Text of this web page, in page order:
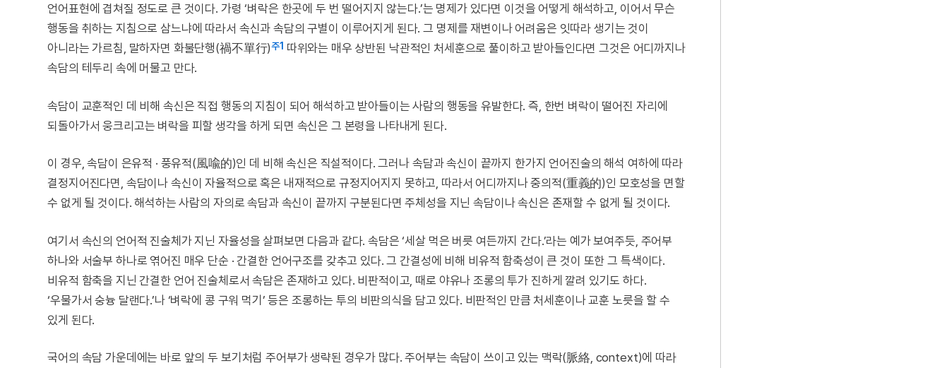
언어표현에 겹쳐질 정도로 큰 것이다. 가령 ‘벼락은 한곳에 두 번 떨어지지 않는다.’는 명제가 있다면 이것을 어떻게 해석하고, 이어서 무슨
행동을 취하는 지침으로 삼느냐에 따라서 속신과 속담의 구별이 이루어지게 된다. 그 명제를 재변이나 어려움은 잇따라 생기는 것이
아니라는 가르침, 말하자면 화불단행(禍不單行)주1 따위와는 매우 상반된 낙관적인 처세훈으로 풀이하고 받아들인다면 그것은 어디까지나
속담의 테두리 속에 머물고 만다.
속담이 교훈적인 데 비해 속신은 직접 행동의 지침이 되어 해석하고 받아들이는 사람의 행동을 유발한다. 즉, 한번 벼락이 떨어진 자리에
되돌아가서 웅크리고는 벼락을 피할 생각을 하게 되면 속신은 그 본령을 나타내게 된다.
이 경우, 속담이 은유적 · 풍유적(風喩的)인 데 비해 속신은 직설적이다. 그러나 속담과 속신이 끝까지 한가지 언어진술의 해석 여하에 따라
결정지어진다면, 속담이나 속신이 자율적으로 혹은 내재적으로 규정지어지지 못하고, 따라서 어디까지나 중의적(重義的)인 모호성을 면할
수 없게 될 것이다. 해석하는 사람의 자의로 속담과 속신이 끝까지 구분된다면 주체성을 지닌 속담이나 속신은 존재할 수 없게 될 것이다.
여기서 속신의 언어적 진술체가 지닌 자율성을 살펴보면 다음과 같다. 속담은 ‘세살 먹은 버릇 여든까지 간다.’라는 예가 보여주듯, 주어부
하나와 서술부 하나로 엮어진 매우 단순 · 간결한 언어구조를 갖추고 있다. 그 간결성에 비해 비유적 함축성이 큰 것이 또한 그 특색이다.
비유적 함축을 지닌 간결한 언어 진술체로서 속담은 존재하고 있다. 비판적이고, 때로 야유나 조롱의 투가 진하게 깔려 있기도 하다.
‘우물가서 숭늉 달랜다.’나 ‘벼락에 콩 구워 먹기’ 등은 조롱하는 투의 비판의식을 담고 있다. 비판적인 만큼 처세훈이나 교훈 노릇을 할 수
있게 된다.
국어의 속담 가운데에는 바로 앞의 두 보기처럼 주어부가 생략된 경우가 많다. 주어부는 속담이 쓰이고 있는 맥락(脈絡, context)에 따라